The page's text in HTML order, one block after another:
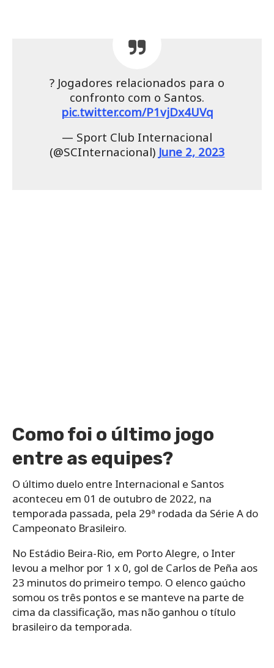
? Jogadores relacionados para o
confronto com o Santos.
pic.twitter.com/P1vjDx4UVq
— Sport Club Internacional
(@SCInternacional) June 2, 2023
Como foi o último jogo
entre as equipes?
O último duelo entre Internacional e Santos
aconteceu em 01 de outubro de 2022, na
temporada passada, pela 29ª rodada da Série A do
Campeonato Brasileiro.
No Estádio Beira-Rio, em Porto Alegre, o Inter
levou a melhor por 1 x 0, gol de Carlos de Peña aos
23 minutos do primeiro tempo. O elenco gaúcho
somou os três pontos e se manteve na parte de
cima da classificação, mas não ganhou o título
brasileiro da temporada.